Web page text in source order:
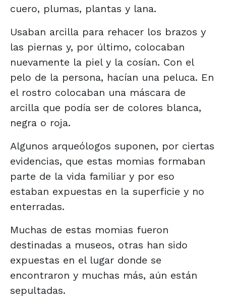
cuero, plumas, plantas y lana.
Usaban arcilla para rehacer los brazos y
las piernas y, por último, colocaban
nuevamente la piel y la cosían. Con el
pelo de la persona, hacían una peluca. En
el rostro colocaban una máscara de
arcilla que podía ser de colores blanca,
negra o roja.
Algunos arqueólogos suponen, por ciertas
evidencias, que estas momias formaban
parte de la vida familiar y por eso
estaban expuestas en la superficie y no
enterradas.
Muchas de estas momias fueron
destinadas a museos, otras han sido
expuestas en el lugar donde se
encontraron y muchas más, aún están
sepultadas.